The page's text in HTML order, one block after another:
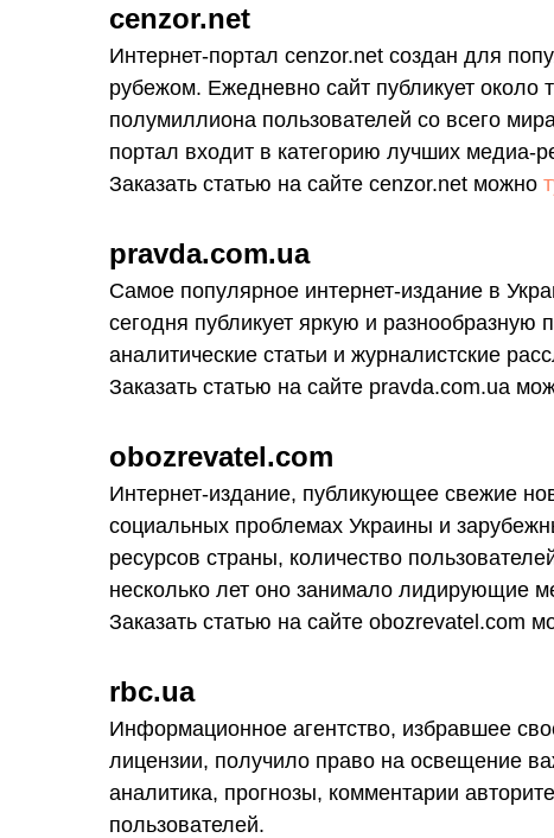
cenzor.net
Интернет-портал cenzor.net создан для
рубежом. Ежедневно сайт публикует около
полумиллиона пользователей со всего
портал входит в категорию лучших медиа-
Заказать статью на сайте cenzor.net можно
рravda.com.ua
Самое популярное интернет-издание в
сегодня публикует яркую и разнообразную
аналитические статьи и журналистские
Заказать статью на сайте pravda.com.ua
оbozrevatel.com
Интернет-издание, публикующее свежие
социальных проблемах Украины и
ресурсов страны, количество
несколько лет оно занимало лидирующие
Заказать статью на сайте obozrevatel.com
rbc.ua
Информационное агентство, избравшее
лицензии, получило право на освещение
аналитика, прогнозы, комментарии
пользователей.